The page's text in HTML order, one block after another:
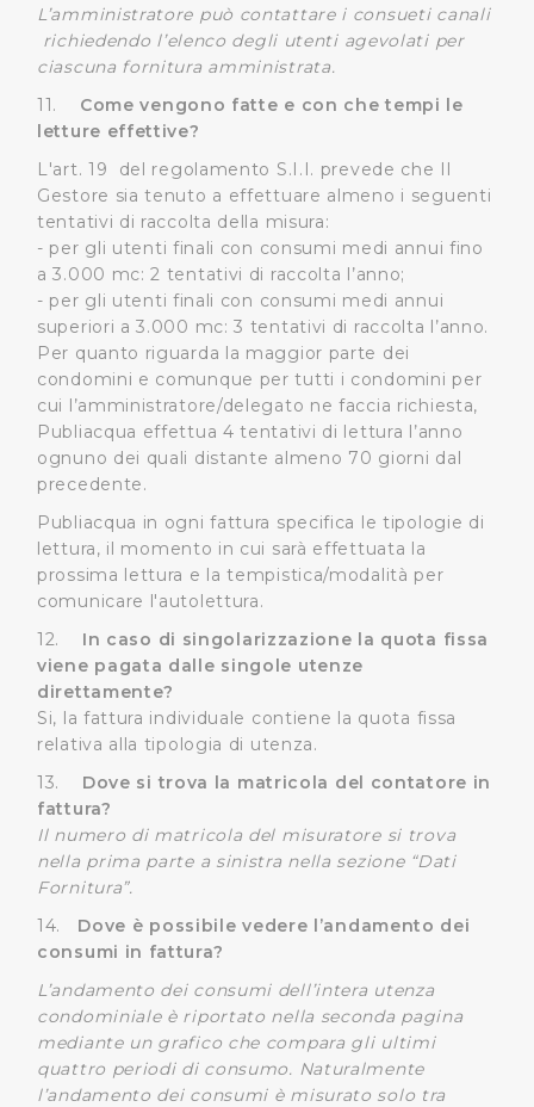
L’amministratore può contattare i consueti canali
richiedendo l’elenco degli utenti agevolati per
ciascuna fornitura amministrata.
11. Come vengono fatte e con che tempi le
letture effettive?
L'art. 19 del regolamento S.I.I. prevede che Il
Gestore sia tenuto a effettuare almeno i seguenti
tentativi di raccolta della misura:
- per gli utenti finali con consumi medi annui fino
a 3.000 mc: 2 tentativi di raccolta l’anno;
- per gli utenti finali con consumi medi annui
superiori a 3.000 mc: 3 tentativi di raccolta l’anno.
Per quanto riguarda la maggior parte dei
condomini e comunque per tutti i condomini per
cui l’amministratore/delegato ne faccia richiesta,
Publiacqua effettua 4 tentativi di lettura l’anno
ognuno dei quali distante almeno 70 giorni dal
precedente.
Publiacqua in ogni fattura specifica le tipologie di
lettura, il momento in cui sarà effettuata la
prossima lettura e la tempistica/modalità per
comunicare l'autolettura.
12. In caso di singolarizzazione la quota fissa
viene pagata dalle singole utenze
direttamente?
Si, la fattura individuale contiene la quota fissa
relativa alla tipologia di utenza.
13. Dove si trova la matricola del contatore in
fattura?
Il numero di matricola del misuratore si trova
nella prima parte a sinistra nella sezione “Dati
Fornitura”.
14. Dove è possibile vedere l’andamento dei
consumi in fattura?
L’andamento dei consumi dell’intera utenza
condominiale è riportato nella seconda pagina
mediante un grafico che compara gli ultimi
quattro periodi di consumo. Naturalmente
l’andamento dei consumi è misurato solo tra